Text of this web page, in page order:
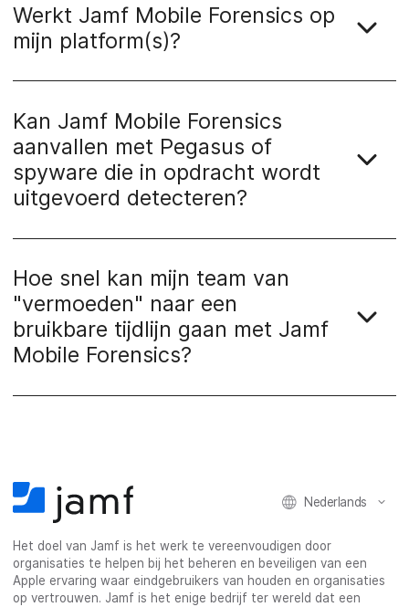
Werkt Jamf Mobile Forensics op
mijn platform(s)?
Kan Jamf Mobile Forensics
aanvallen met Pegasus of
spyware die in opdracht wordt
uitgevoerd detecteren?
Hoe snel kan mijn team van
"vermoeden" naar een
bruikbare tijdlijn gaan met Jamf
Mobile Forensics?
Nederlands
Het doel van Jamf is het werk te vereenvoudigen door
organisaties te helpen bij het beheren en beveiligen van een
Apple ervaring waar eindgebruikers van houden en organisaties
op vertrouwen. Jamf is het enige bedrijf ter wereld dat een